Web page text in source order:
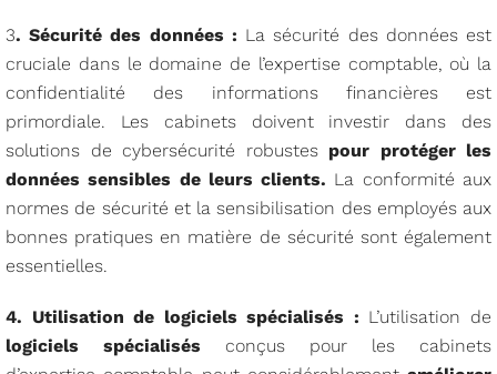
3. Sécurité des données : La sécurité des données est
cruciale dans le domaine de l’expertise comptable, où la
confidentialité des informations financières est
primordiale. Les cabinets doivent investir dans des
solutions de cybersécurité robustespour protéger les
données sensibles de leurs clients. La conformité aux
normes de sécurité et la sensibilisation des employés aux
bonnes pratiques en matière de sécurité sont également
essentielles.
4. Utilisation de logiciels spécialisés : L’utilisation de
logiciels spécialisés conçus pour les cabinets